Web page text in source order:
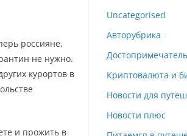
россияне,
не нужно.
курортов в
и прожить в
Uncategorised
Авторубрика
Криптовалюта и
Новости для
Новости плюс